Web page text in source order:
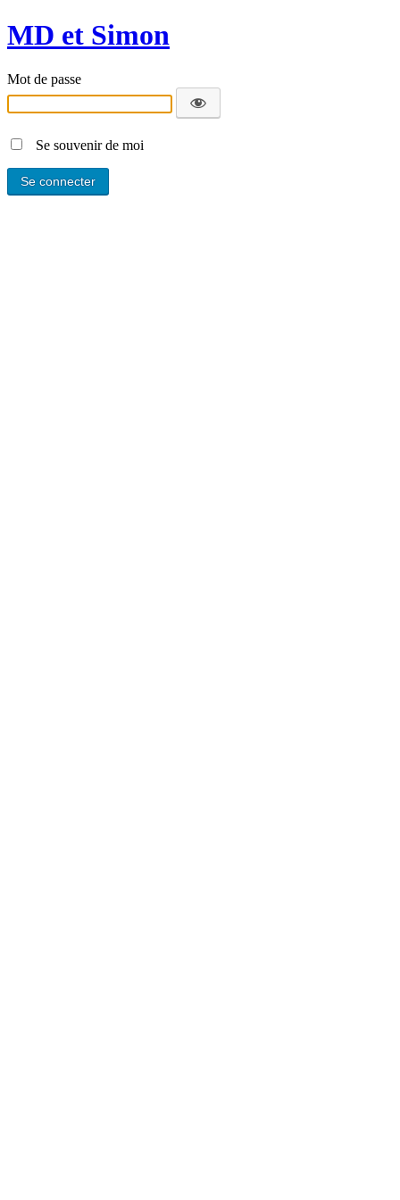
MD et Simon
Mot de passe
Se souvenir de moi